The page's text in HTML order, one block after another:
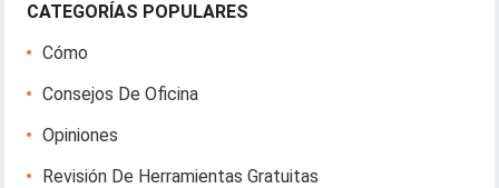
CATEGORÍAS POPULARES
Cómo
Consejos De Oficina
Opiniones
Revisión De Herramientas Gratuitas